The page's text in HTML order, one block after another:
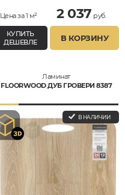
Цена за 1 м² 2 037 руб.
КУПИТЬ
ДЕШЕВЛЕ
В КОРЗИНУ
Ламинат
FLOORWOOD ДУБ ГРОВЕРИ 8387
В НАЛИЧИИ